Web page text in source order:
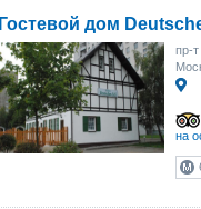
Гостевой дом
пр-
на